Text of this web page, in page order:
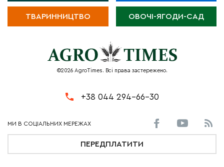
ТВАРИННИЦТВО ОВОЧІ-ЯГОДИ-САД
©2026 AgroTimes. Всі права застережено.
+38 044 294-66-30
ПЕРЕДПЛАТИТИ